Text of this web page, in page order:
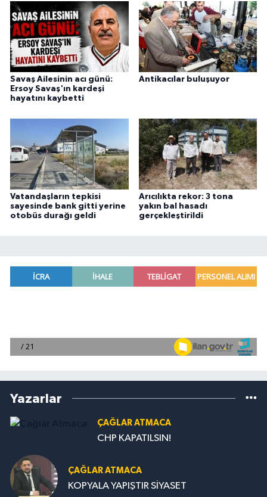
Savaş Ailesinin acı günü:
Ersoy Savaş'ın kardeşi
hayatını kaybetti
Antikacılar buluşuyor
Vatandaşların tepkisi
sayesinde bank gitti yerine
otobüs durağı geldi
Arıcılıkta rekor: 3 tona
yakın bal hasadı
gerçekleştirildi
Yazarlar
ÇAĞLAR ATMACA
CHP KAPATILSIN!
ÇAĞLAR ATMACA
KOPYALA YAPIŞTIR SİYASET